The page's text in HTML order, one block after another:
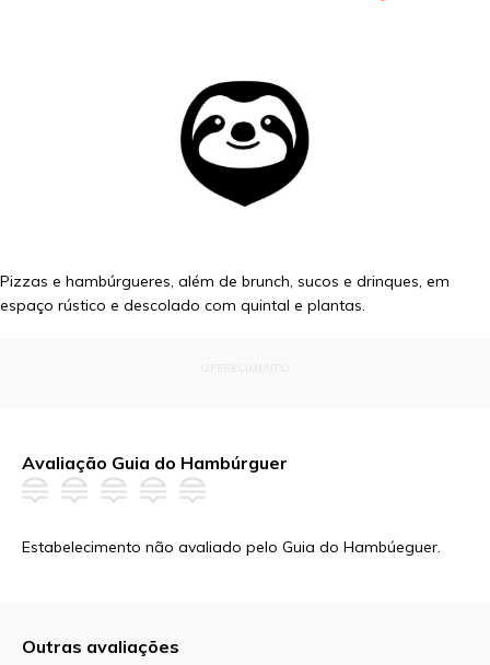
Pizzas e hambúrgueres, além de brunch, sucos e drinques, em
espaço rústico e descolado com quintal e plantas.
Avaliação Guia do Hambúrguer
Estabelecimento não avaliado pelo Guia do Hambúeguer.
Outras avaliações